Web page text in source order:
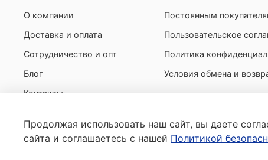
О компании
Доставка и оплата
Сотрудничество и опт
Блог
Контакты
Постоянным
Пользовательское
Политика
Условия обмена и
© 2026 г. Любое использование контента без
Продолжая использовать наш сайт, вы даете
сайта и соглашаетесь с нашей Политикой